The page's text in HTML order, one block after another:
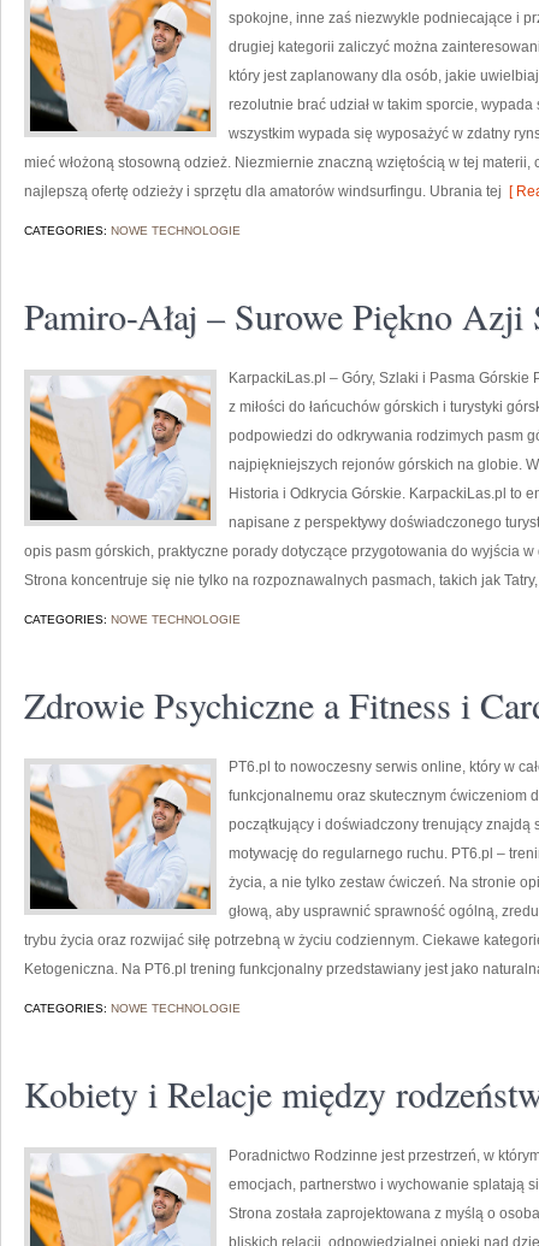
spokojne, inne zaś niezwykle podniecające i
drugiej kategorii zaliczyć można
który jest zaplanowany dla osób, jakie
rezolutnie brać udział w takim sporcie,
wszystkim wypada się wyposażyć w zdatny
mieć włożoną stosowną odzież. Niezmiernie znaczną wziętością w tej
najlepszą ofertę odzieży i sprzętu dla amatorów windsurfingu. Ubrania tej [
CATEGORIES: NOWE TECHNOLOGIE
Pamiro-Ałaj – Surowe Piękno Azji
KarpackiLas.pl – Góry, Szlaki i Pasma Górskie
z miłości do łańcuchów górskich i turystyki
podpowiedzi do odkrywania rodzimych pasm
najpiękniejszych rejonów górskich na globie.
Historia i Odkrycia Górskie. KarpackiLas.pl to
napisane z perspektywy doświadczonego
opis pasm górskich, praktyczne porady dotyczące przygotowania do wyjścia
Strona koncentruje się nie tylko na rozpoznawalnych pasmach, takich jak
CATEGORIES: NOWE TECHNOLOGIE
Zdrowie Psychiczne a Fitness i
PT6.pl to nowoczesny serwis online, który w
funkcjonalnemu oraz skutecznym ćwiczeniom
początkujący i doświadczony trenujący znajdą
motywację do regularnego ruchu. PT6.pl –
życia, a nie tylko zestaw ćwiczeń. Na stronie
głową, aby usprawnić sprawność ogólną,
trybu życia oraz rozwijać siłę potrzebną w życiu codziennym. Ciekawe
Ketogeniczna. Na PT6.pl trening funkcjonalny przedstawiany jest jako
CATEGORIES: NOWE TECHNOLOGIE
Kobiety i Relacje między
Poradnictwo Rodzinne jest przestrzeń, w
emocjach, partnerstwo i wychowanie splatają
Strona została zaprojektowana z myślą o
bliskich relacji, odpowiedzialnej opieki nad